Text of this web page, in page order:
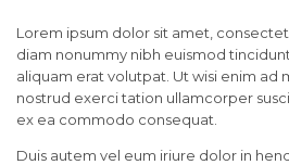
Lorem ipsum dolor sit amet,
diam nonummy nibh euismod
aliquam erat volutpat. Ut wisi enim ad
nostrud exerci tation ullamcorper
ex ea commodo consequat.
Duis autem vel eum iriure dolor in